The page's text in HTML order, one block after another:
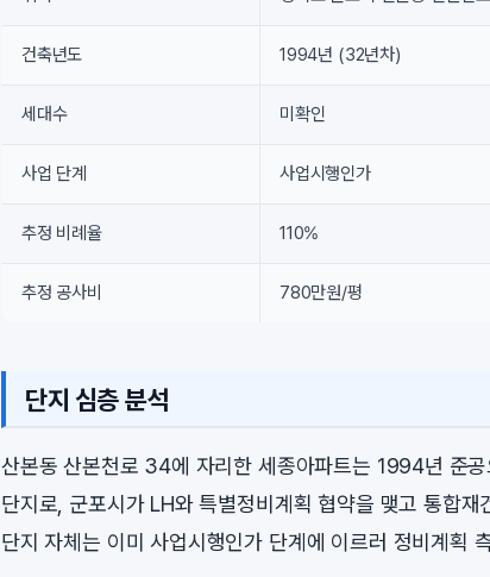
건축년도 1994년 (32년차)
세대수 미확인
사업 단계 사업시행인가
추정 비례율 110%
추정 공사비 780만원/평
단지 심층 분석
산본동 산본천로 34에 자리한 세종아파트는 1994년 준
단지로, 군포시가 LH와 특별정비계획 협약을 맺고 통합
단지 자체는 이미 사업시행인가 단계에 이르러 정비계획